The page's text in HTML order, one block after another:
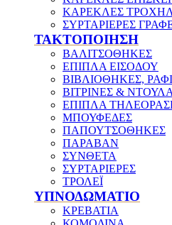
ΚΑΡΕΚΛΕΣ
ΣΥΡΤΑΡΙΕΡΕΣ
ΤΑΚΤΟΠΟΙΗΣΗ
ΒΑΛΙΤΣΟΘΗΚΕΣ
ΕΠΙΠΛΑ ΕΙΣΟΔΟΥ
ΒΙΒΛΙΟΘΗΚΕΣ,
ΒΙΤΡΙΝΕΣ &
ΕΠΙΠΛΑ
ΜΠΟΥΦΕΔΕΣ
ΠΑΠΟΥΤΣΟΘΗΚΕΣ
ΠΑΡΑΒΑΝ
ΣΥΝΘΕΤΑ
ΣΥΡΤΑΡΙΕΡΕΣ
ΤΡΟΛΕΪ
ΥΠΝΟΔΩΜΑΤΙΟ
ΚΡΕΒΑΤΙΑ